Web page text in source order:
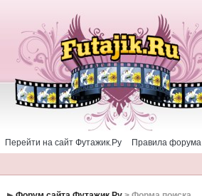
Перейти на сайт Футажик.Ру Правила форума